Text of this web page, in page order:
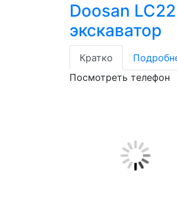
Doosan
экскаватор
Кратко
Посмотреть телефон